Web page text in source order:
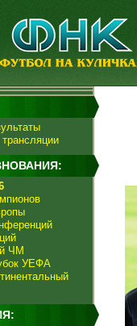
ЧМ
УЕФА